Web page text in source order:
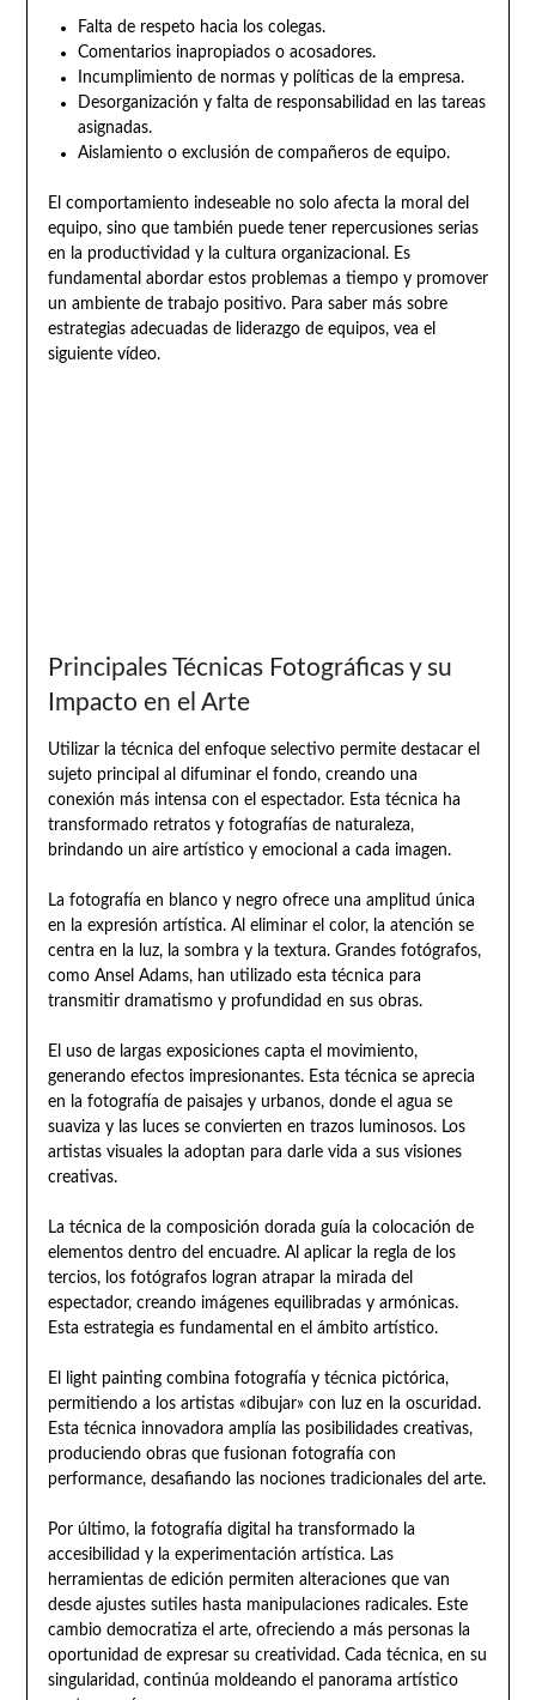
Falta de respeto hacia los colegas.
Comentarios inapropiados o acosadores.
Incumplimiento de normas y políticas de la empresa.
Desorganización y falta de responsabilidad en las tareas
asignadas.
Aislamiento o exclusión de compañeros de equipo.
El comportamiento indeseable no solo afecta la moral del
equipo, sino que también puede tener repercusiones serias
en la productividad y la cultura organizacional. Es
fundamental abordar estos problemas a tiempo y promover
un ambiente de trabajo positivo. Para saber más sobre
estrategias adecuadas de liderazgo de equipos, vea el
siguiente vídeo.
Principales Técnicas Fotográficas y su
Impacto en el Arte
Utilizar la técnica del enfoque selectivo permite destacar el
sujeto principal al difuminar el fondo, creando una
conexión más intensa con el espectador. Esta técnica ha
transformado retratos y fotografías de naturaleza,
brindando un aire artístico y emocional a cada imagen.
La fotografía en blanco y negro ofrece una amplitud única
en la expresión artística. Al eliminar el color, la atención se
centra en la luz, la sombra y la textura. Grandes fotógrafos,
como Ansel Adams, han utilizado esta técnica para
transmitir dramatismo y profundidad en sus obras.
El uso de largas exposiciones capta el movimiento,
generando efectos impresionantes. Esta técnica se aprecia
en la fotografía de paisajes y urbanos, donde el agua se
suaviza y las luces se convierten en trazos luminosos. Los
artistas visuales la adoptan para darle vida a sus visiones
creativas.
La técnica de la composición dorada guía la colocación de
elementos dentro del encuadre. Al aplicar la regla de los
tercios, los fotógrafos logran atrapar la mirada del
espectador, creando imágenes equilibradas y armónicas.
Esta estrategia es fundamental en el ámbito artístico.
El light painting combina fotografía y técnica pictórica,
permitiendo a los artistas «dibujar» con luz en la oscuridad.
Esta técnica innovadora amplía las posibilidades creativas,
produciendo obras que fusionan fotografía con
performance, desafiando las nociones tradicionales del arte.
Por último, la fotografía digital ha transformado la
accesibilidad y la experimentación artística. Las
herramientas de edición permiten alteraciones que van
desde ajustes sutiles hasta manipulaciones radicales. Este
cambio democratiza el arte, ofreciendo a más personas la
oportunidad de expresar su creatividad. Cada técnica, en su
singularidad, continúa moldeando el panorama artístico